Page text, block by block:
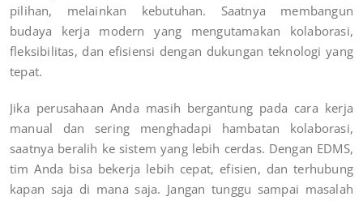
pilihan, melainkan kebutuhan. Saatnya membangun
budaya kerja modern yang mengutamakan kolaborasi,
fleksibilitas, dan efisiensi dengan dukungan teknologi yang
tepat.
Jika perusahaan Anda masih bergantung pada cara kerja
manual dan sering menghadapi hambatan kolaborasi,
saatnya beralih ke sistem yang lebih cerdas. Dengan EDMS,
tim Anda bisa bekerja lebih cepat, efisien, dan terhubung
kapan saja di mana saja. Jangan tunggu sampai masalah